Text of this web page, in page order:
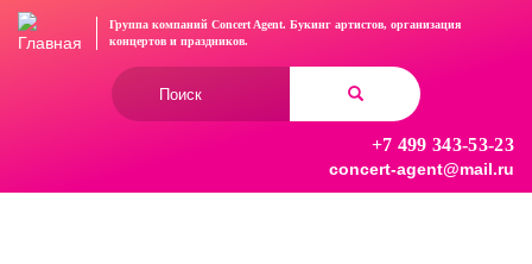
Перейти
Группа компаний Concert Agent. Букинг артистов, организация
концертови праздников.
+7 499 343-53-23
concert-agent@mail.ru